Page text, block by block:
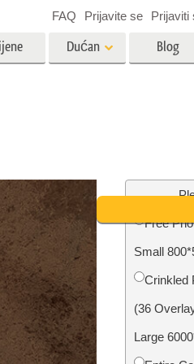
Obnova fotografija
Dućan Blog
FAQ Prijavite se Prijaviti
Free
Small
Сrinkled
(36
Large